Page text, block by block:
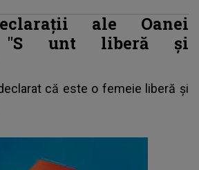
ale Oanei
"S unt liberă și
că este o femeie liberă și